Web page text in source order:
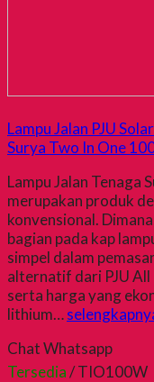
Lampu Jalan PJU
Surya Two In One
Lampu Jalan Tenaga
merupakan produk
konvensional.
bagian pada kap
simpel dalam
alternatif dari PJU All
serta harga yang
lithium…
Chat Whatsapp
Tersedia/ TIO100W